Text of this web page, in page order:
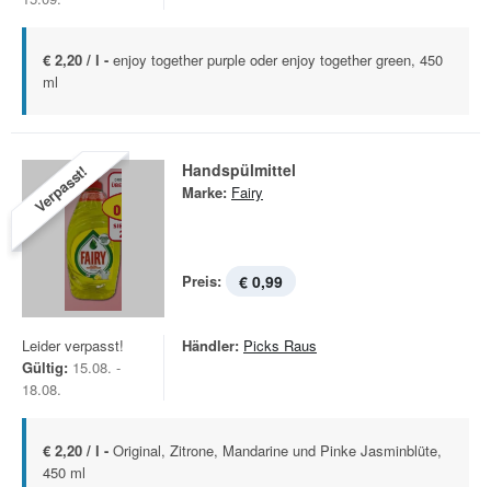
€ 2,20 / l - enjoy together purple oder enjoy together green, 450
ml
Verpasst! Handspülmittel
Marke: Fairy
Preis: € 0,99
Leider verpasst!
Gültig: 15.08. -
18.08.
Händler: Picks Raus
€ 2,20 / l - Original, Zitrone, Mandarine und Pinke Jasminblüte,
450 ml